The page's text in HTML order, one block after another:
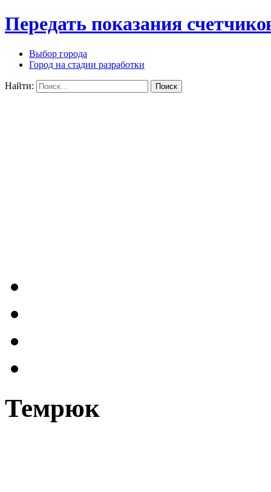
Передать показания
Выбор города
Город на стадии разработки
Найти:
Темрюк